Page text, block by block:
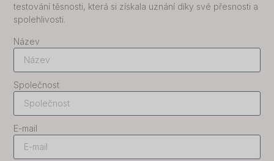
testování těsnosti, která si získala uznání díky své přesnosti a
spolehlivosti.
Název
Společnost
E-mail